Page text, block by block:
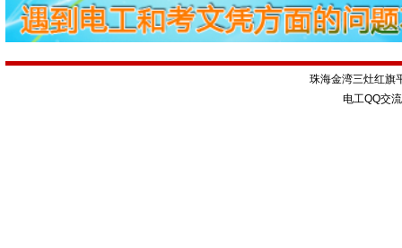
珠海金湾三灶红旗
电工QQ交